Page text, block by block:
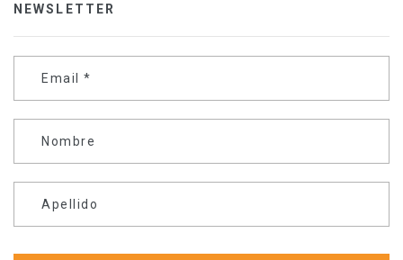
NEWSLETTER
Email *
Nombre
Apellido